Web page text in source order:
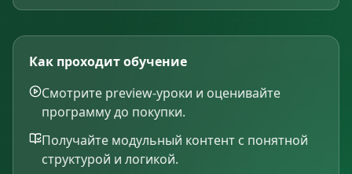
Как проходит обучение
Смотрите preview-уроки и оценивайте
программу до покупки.
Получайте модульный контент с понятной
структурой и логикой.